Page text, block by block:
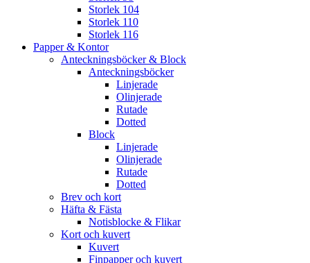
Storlek 104
Storlek 110
Storlek 116
Papper & Kontor
Anteckningsböcker & Block
Anteckningsböcker
Linjerade
Olinjerade
Rutade
Dotted
Block
Linjerade
Olinjerade
Rutade
Dotted
Brev och kort
Häfta & Fästa
Notisblocke & Flikar
Kort och kuvert
Kuvert
Finpapper och kuvert